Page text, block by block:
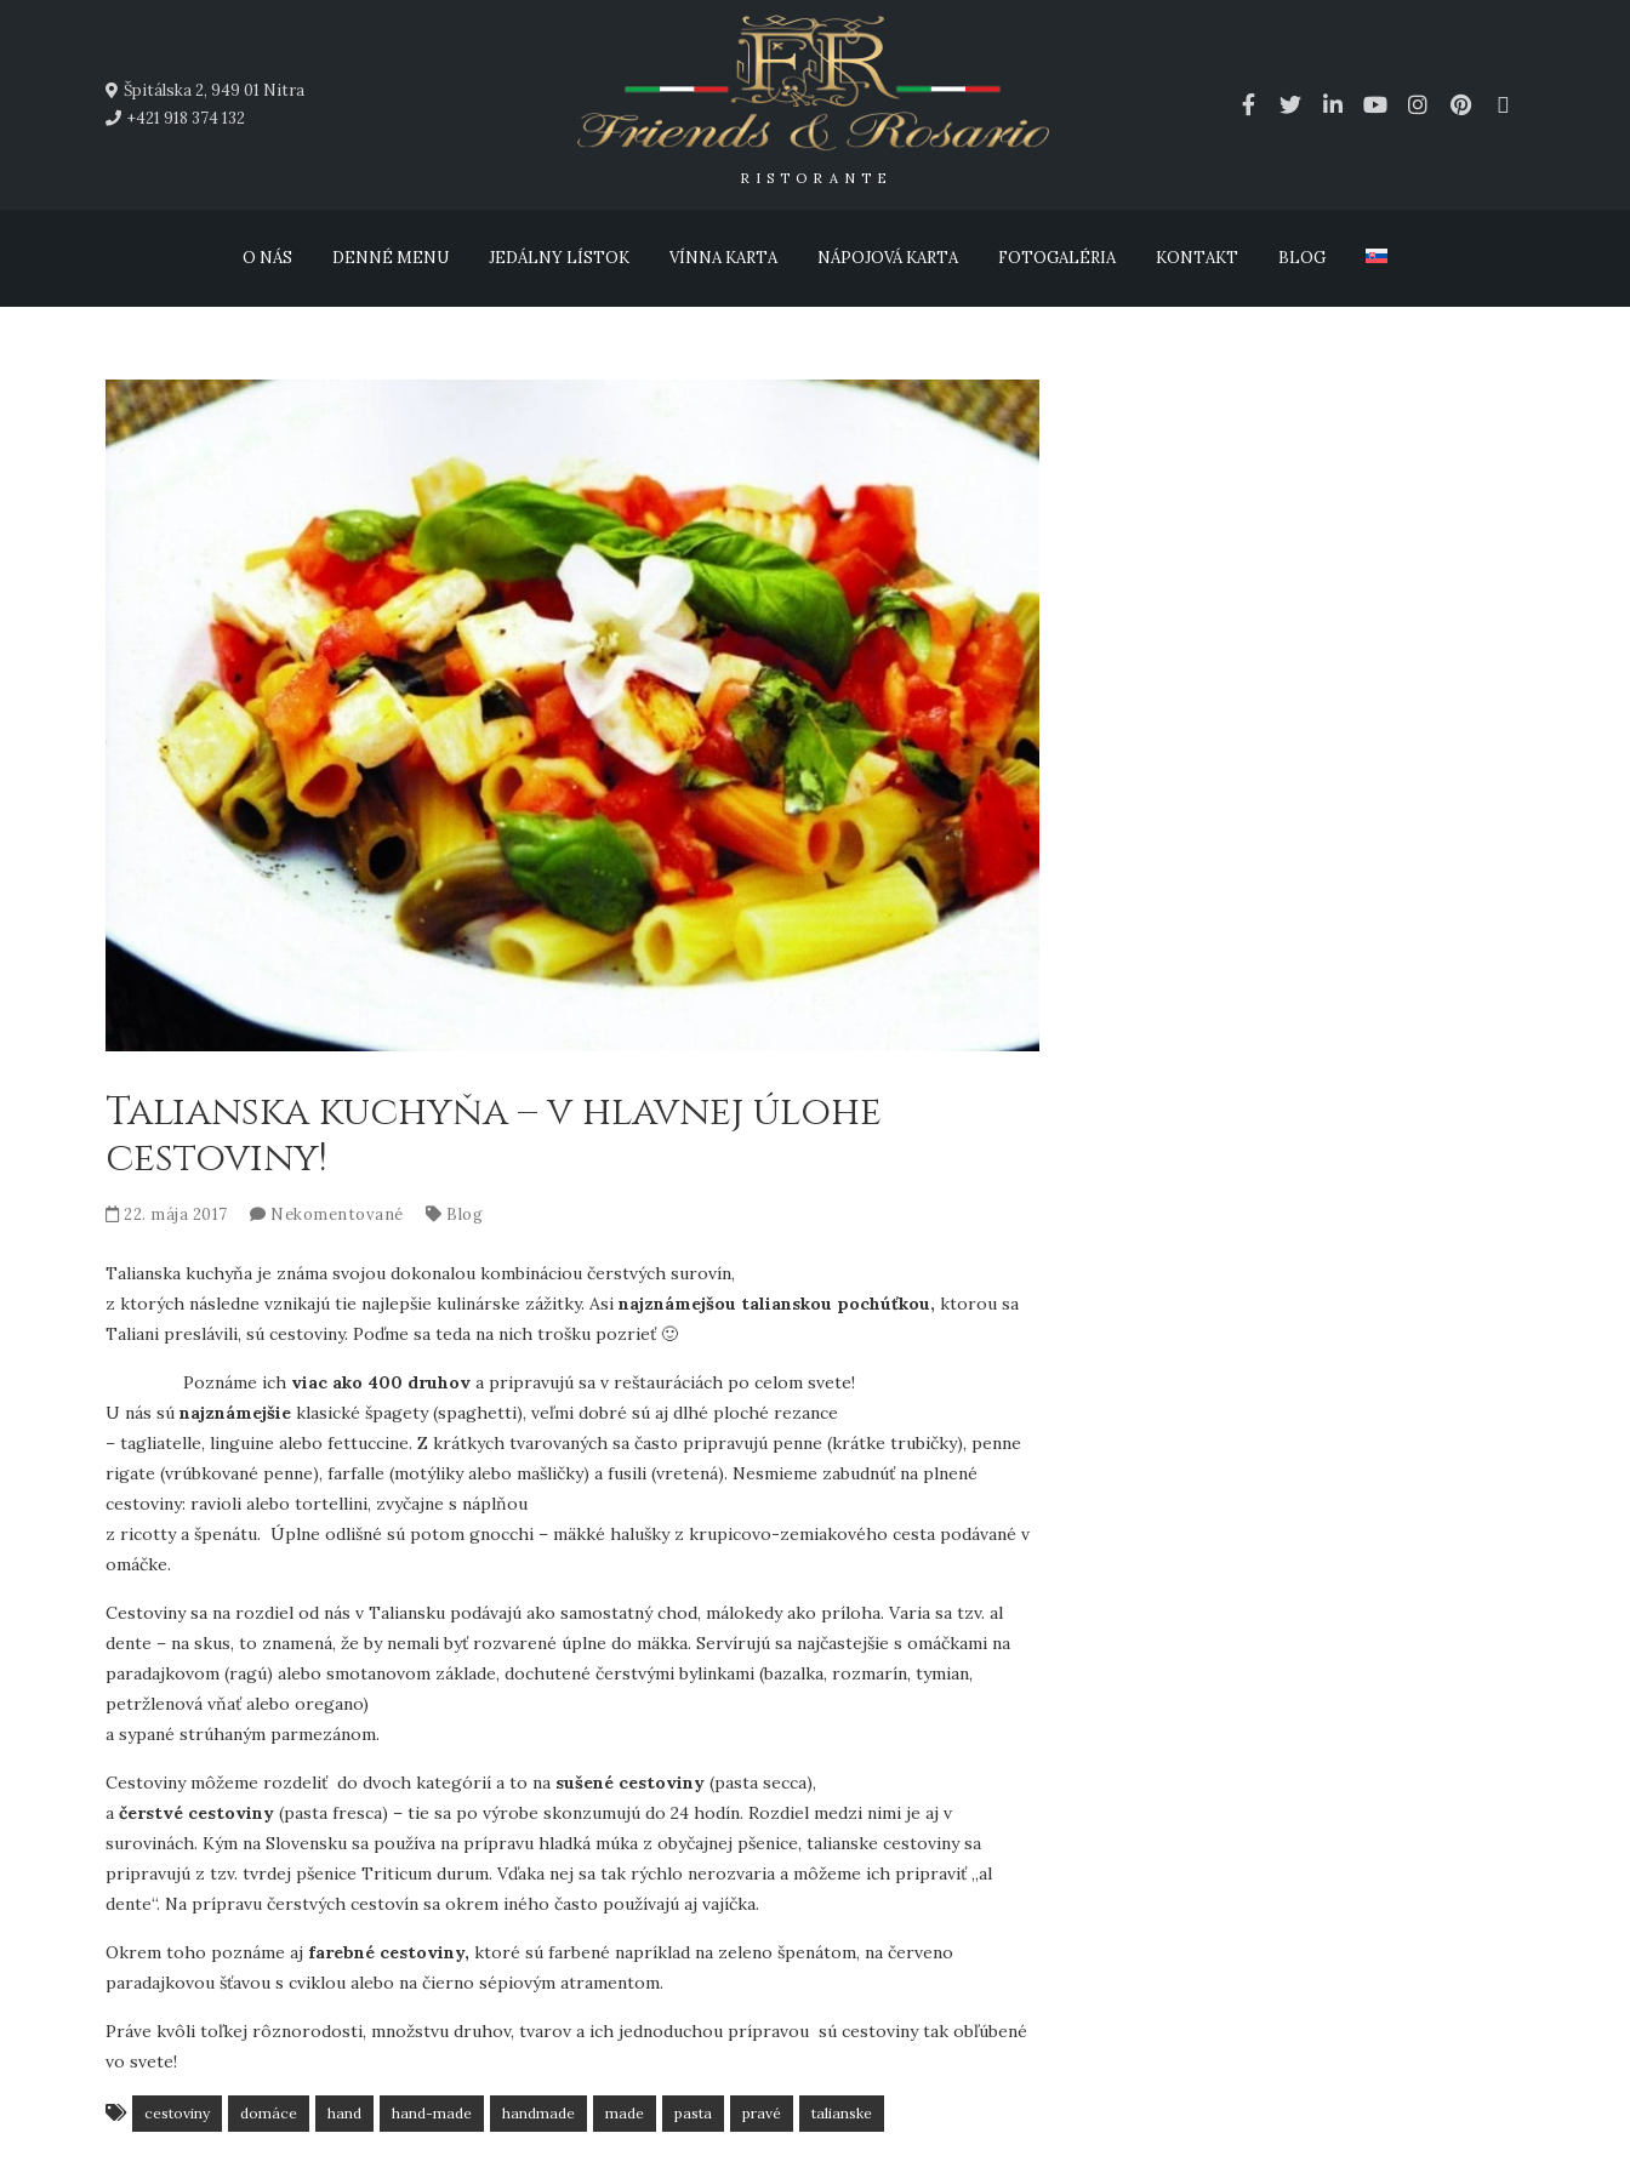
Špitálska 2, 949 01 Nitra
+421 918 374 132
RISTORANTE
O NÁS DENNÉ MENU JEDÁLNY LÍSTOK VÍNNA KARTA NÁPOJOVÁ KARTA FOTOGALÉRIA KONTAKT BLOG
Talianska kuchyňa – v hlavnej úlohe
cestoviny!
22. mája 2017 Nekomentované Blog
Talianska kuchyňa je známa svojou dokonalou kombináciou čerstvých surovín,
z ktorých následne vznikajú tie najlepšie kulinárske zážitky. Asi najznámejšou talianskou pochúťkou, ktorou sa
Taliani preslávili, sú cestoviny. Poďme sa teda na nich trošku pozrieť 🙂
Poznáme ich viac ako 400 druhov a pripravujú sa v reštauráciách po celom svete!
U nás sú najznámejšie klasické špagety (spaghetti), veľmi dobré sú aj dlhé ploché rezance
– tagliatelle, linguine alebo fettuccine. Z krátkych tvarovaných sa často pripravujú penne (krátke trubičky), penne
rigate (vrúbkované penne), farfalle (motýliky alebo mašličky) a fusili (vretená). Nesmieme zabudnúť na plnené
cestoviny: ravioli alebo tortellini, zvyčajne s náplňou
z ricotty a špenátu. Úplne odlišné sú potom gnocchi – mäkké halušky z krupicovo-zemiakového cesta podávané v
omáčke.
Cestoviny sa na rozdiel od nás v Taliansku podávajú ako samostatný chod, málokedy ako príloha. Varia sa tzv. al
dente – na skus, to znamená, že by nemali byť rozvarené úplne do mäkka. Servírujú sa najčastejšie s omáčkami na
paradajkovom (ragú) alebo smotanovom základe, dochutené čerstvými bylinkami (bazalka, rozmarín, tymian,
petržlenová vňať alebo oregano)
a sypané strúhaným parmezánom.
Cestoviny môžeme rozdeliť do dvoch kategórií a to na sušené cestoviny (pasta secca),
a čerstvé cestoviny (pasta fresca) – tie sa po výrobe skonzumujú do 24 hodín. Rozdiel medzi nimi je aj v
surovinách. Kým na Slovensku sa používa na prípravu hladká múka z obyčajnej pšenice, talianske cestoviny sa
pripravujú z tzv. tvrdej pšenice Triticum durum. Vďaka nej sa tak rýchlo nerozvaria a môžeme ich pripraviť „al
dente“. Na prípravu čerstvých cestovín sa okrem iného často používajú aj vajíčka.
Okrem toho poznáme aj farebné cestoviny, ktoré sú farbené napríklad na zeleno špenátom, na červeno
paradajkovou šťavou s cviklou alebo na čierno sépiovým atramentom.
Práve kvôli toľkej rôznorodosti, množstvu druhov, tvarov a ich jednoduchou prípravou sú cestoviny tak obľúbené
vo svete!
cestoviny domáce hand hand-made handmade made pasta pravé talianske